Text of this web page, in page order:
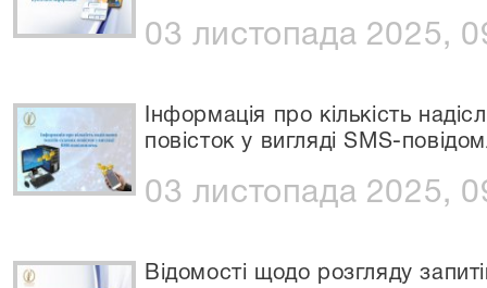
03 листопада 2025,
Інформація про кількість
повісток у вигляді SMS-
03 листопада 2025,
Відомості щодо розгляду